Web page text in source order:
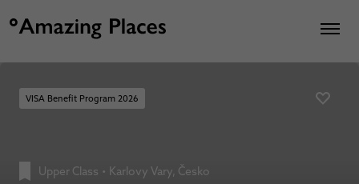
VISA Benefit Program 2026
Upper Class • Karlovy Vary, Česko